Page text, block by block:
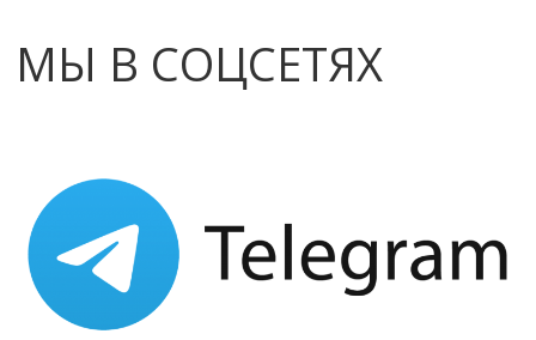
МЫ В СОЦСЕТЯХ